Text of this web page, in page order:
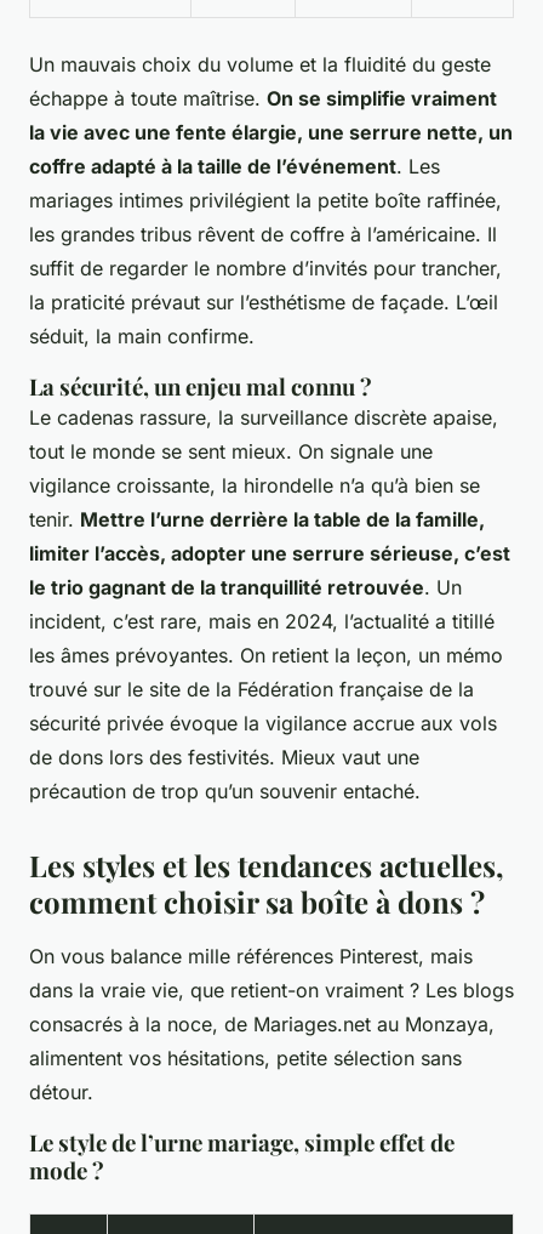
Un mauvais choix du volume et la fluidité du geste
échappe à toute maîtrise. On se simplifie vraiment
la vie avec une fente élargie, une serrure nette, un
coffre adapté à la taille de l’événement. Les
mariages intimes privilégient la petite boîte raffinée,
les grandes tribus rêvent de coffre à l’américaine. Il
suffit de regarder le nombre d’invités pour trancher,
la praticité prévaut sur l’esthétisme de façade. L’œil
séduit, la main confirme.
La sécurité, un enjeu mal connu ?
Le cadenas rassure, la surveillance discrète apaise,
tout le monde se sent mieux. On signale une
vigilance croissante, la hirondelle n’a qu’à bien se
tenir. Mettre l’urne derrière la table de la famille,
limiter l’accès, adopter une serrure sérieuse, c’est
le trio gagnant de la tranquillité retrouvée. Un
incident, c’est rare, mais en 2024, l’actualité a titillé
les âmes prévoyantes. On retient la leçon, un mémo
trouvé sur le site de la Fédération française de la
sécurité privée évoque la vigilance accrue aux vols
de dons lors des festivités. Mieux vaut une
précaution de trop qu’un souvenir entaché.
Les styles et les tendances actuelles,
comment choisir sa boîte à dons ?
On vous balance mille références Pinterest, mais
dans la vraie vie, que retient-on vraiment ? Les blogs
consacrés à la noce, de Mariages.net au Monzaya,
alimentent vos hésitations, petite sélection sans
détour.
Le style de l’urne mariage, simple effet de
mode ?